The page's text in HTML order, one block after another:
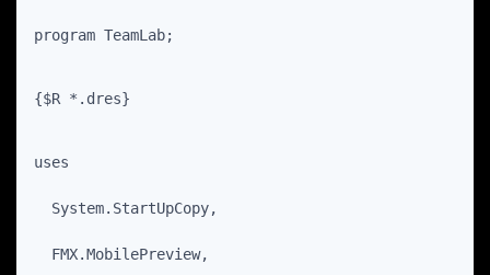
program TeamLab;
{$R *.dres}
uses
  System.StartUpCopy,
  FMX.MobilePreview,